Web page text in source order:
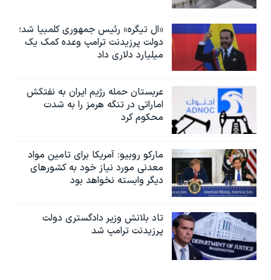
«ال تیگره» رئیس جمهوری کلمبیا شد؛
دولت پرزیدنت ترامپ وعده کمک یک
میلیارد دلاری داد
عربستان حمله رژیم ایران به نفتکش
اماراتی در تنگه هرمز را به‌ شدت
محکوم کرد
مارکو روبیو: آمریکا برای تامین مواد
معدنی مورد نیاز خود به کشورهای
دیگر وابسته نخواهد بود
تاد بلانش وزیر دادگستری دولت
پرزیدنت ترامپ شد